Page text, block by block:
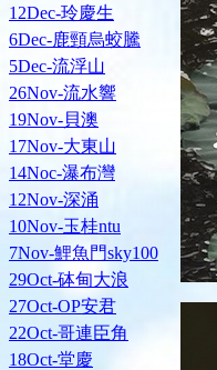
12Dec-玲慶生
6Dec-鹿頸烏蛟騰
5Dec-流浮山
26Nov-流水響
19Nov-貝澳
17Nov-大東山
14Noc-瀑布灣
12Nov-深涌
10Nov-玉桂ntu
7Nov-鯉魚門sky100
29Oct-砵甸大浪
27Oct-OP安君
22Oct-哥連臣角
18Oct-堂慶